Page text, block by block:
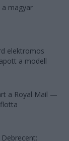
a magyar
elektromos
a modell
a Royal Mail —